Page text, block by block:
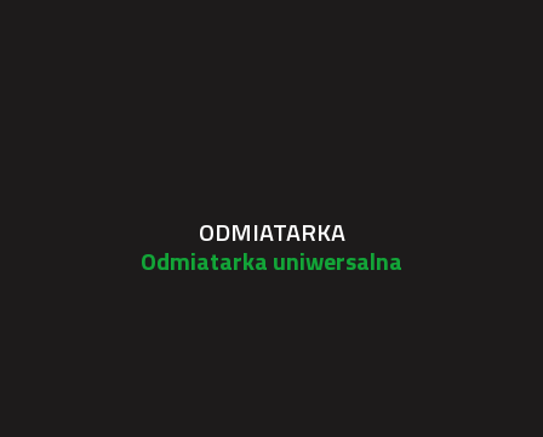
ODMIATARKA
Odmiatarka uniwersalna